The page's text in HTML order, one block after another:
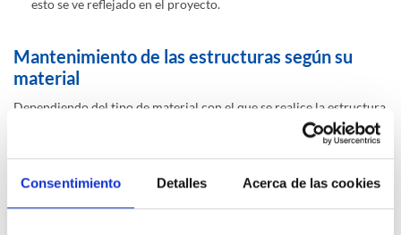
Consentimiento Detalles Acerca de las cookies
esto se ve reflejado en el proyecto.
Mantenimiento de las estructuras según su
material
Dependiendo del tipo de material con el que se realice la estructura
se requieren un determinado conjunto de acciones para alargar su